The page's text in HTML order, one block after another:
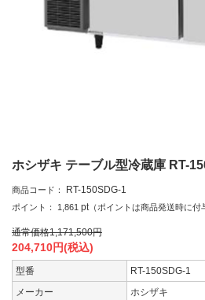
ホシザキ テーブル型冷蔵庫 RT-
商品コード： RT-150SDG-1
ポイント： 1,861 pt （ポイントは商品発送時に付
通常価格1,171,500円
204,710円(税込)
型番
RT-150SDG-1
メーカー
ホシザキ